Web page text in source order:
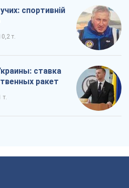
спортивній
т.
ставка
ракет
т.